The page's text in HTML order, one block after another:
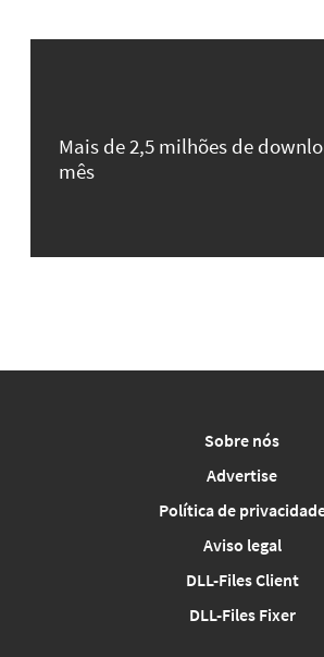
Mais de 2,5 milhões de
mês
Sobre nós
Advertise
Política de
Aviso legal
DLL-Files Client
DLL-Files Fixer